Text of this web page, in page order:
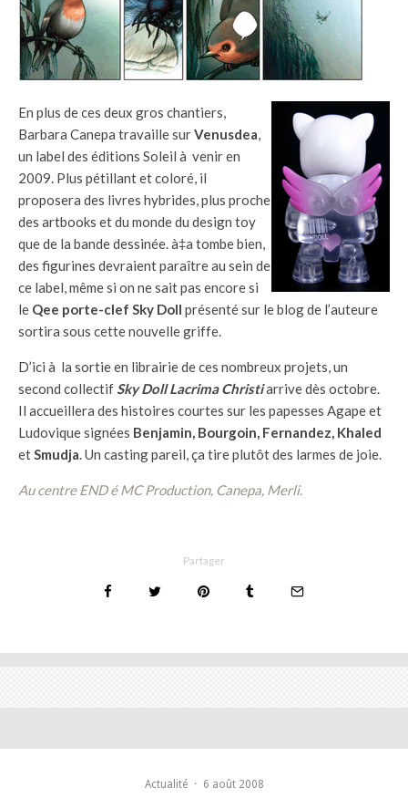
En plus de ces deux gros chantiers,
Barbara Canepa travaille surVenusdea,
un label des éditions Soleil à venir en
2009. Plus pétillant et coloré, il
proposera des livres hybrides, plus proche
des artbooks et du monde du design toy
que de la bande dessinée. à‡a tombe bien,
des figurines devraient paraître au sein de
ce label, même si on ne sait pas encore si
le Qee porte-clef Sky Doll présenté sur le blog de l’auteure
sortira sous cette nouvelle griffe.
D’ici à la sortie en librairie de ces nombreux projets, un
second collectifSky Doll Lacrima Christiarrive dès octobre.
Il accueillera des histoires courtes sur les papesses Agape et
Ludovique signées Benjamin, Bourgoin, Fernandez, Khaled
etSmudja. Un casting pareil, ça tire plutôt des larmes de joie.
Au centre END é MC Production, Canepa, Merli.
Partager
Actualité · 6 août 2008